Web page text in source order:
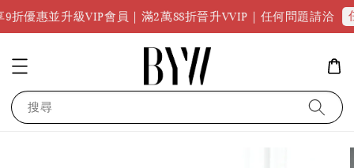
級VIP會員｜滿2萬88折晉升VVIP｜任何問題請洽 任何問題
搜尋